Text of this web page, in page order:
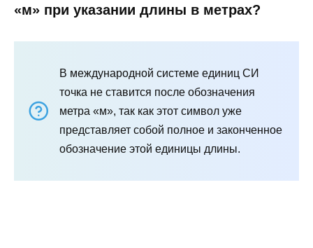
«м» при указании длины в метрах?
В международной системе единиц СИ
точка не ставится после обозначения
метра «м», так как этот символ уже
представляет собой полное и законченное
обозначение этой единицы длины.